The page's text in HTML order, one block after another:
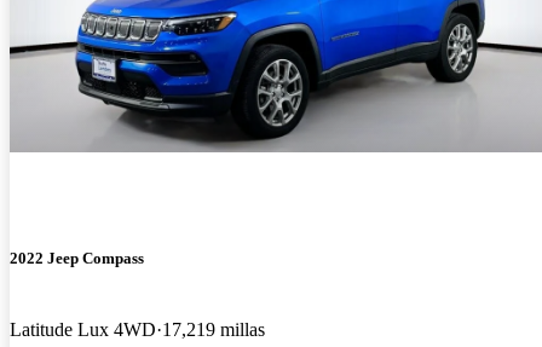
2022 Jeep Compass
Latitude Lux 4WD 17,219 millas